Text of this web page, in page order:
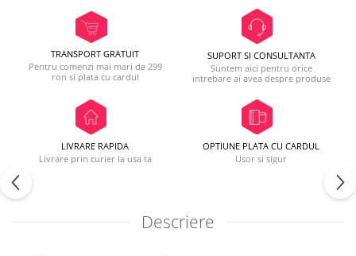
TRANSPORT GRATUIT
Pentru comenzi mai mari de 299
ron si plata cu cardul
SUPORT SI CONSULTANTA
Suntem aici pentru orice
intrebare ai avea despre produse
LIVRARE RAPIDA
Livrare prin curier la usa ta
OPTIUNE PLATA CU CARDUL
Usor si sigur
Descriere